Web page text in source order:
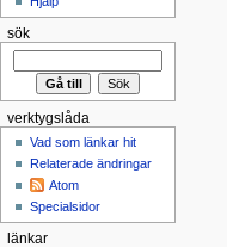
sök
verktygslåda
Vad som länkar hit
Relaterade ändringar
Atom
Specialsidor
länkar